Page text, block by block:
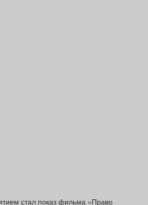
стал показ фильма «Право